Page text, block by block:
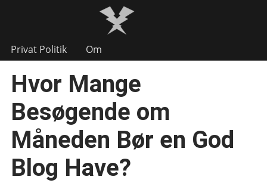
Privat Politik Om
Hvor Mange
Besøgende om
Måneden Bør en God
Blog Have?